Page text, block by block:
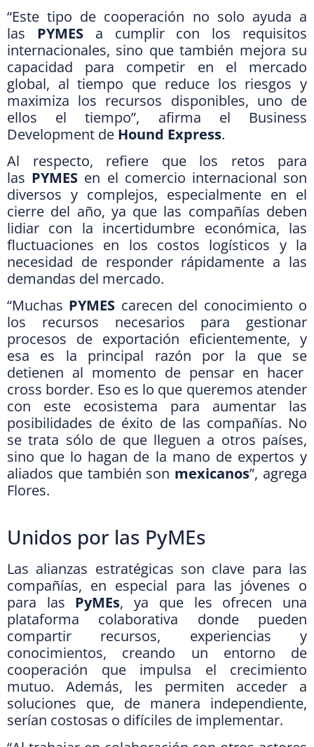
“Este tipo de cooperación no solo ayuda a
las PYMESa cumplir con los requisitos
internacionales, sino que también mejora su
capacidad para competir en el mercado
global, al tiempo que reduce los riesgos y
maximiza los recursos disponibles, uno de
ellos el tiempo”, afirma el Business
Development de Hound Express.
Al respecto, refiere que los retos para
las PYMES en el comercio internacional son
diversos y complejos, especialmente en el
cierre del año, ya que las compañías deben
lidiar con la incertidumbre económica, las
fluctuaciones en los costos logísticos y la
necesidad de responder rápidamente a las
demandas del mercado.
“Muchas PYMES carecen del conocimiento o
los recursos necesarios para gestionar
procesos de exportación eficientemente, y
esa es la principal razón por la que se
detienen al momento de pensar en hacer
cross border. Eso es lo que queremos atender
con este ecosistema para aumentar las
posibilidades de éxito de las compañías. No
se trata sólo de que lleguen a otros países,
sino que lo hagan de la mano de expertos y
aliados que también son mexicanos”, agrega
Flores.
Unidos por las PyMEs
Las alianzas estratégicas son clave para las
compañías, en especial para las jóvenes o
para las PyMEs, ya que les ofrecen una
plataforma colaborativa donde pueden
compartir recursos, experiencias y
conocimientos, creando un entorno de
cooperación que impulsa el crecimiento
mutuo. Además, les permiten acceder a
soluciones que, de manera independiente,
serían costosas o difíciles de implementar.